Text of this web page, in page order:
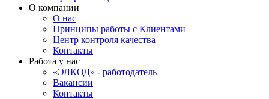
О компании
О нас
Принципы работы с Клиентами
Центр контроля качества
Контакты
Работа у нас
«ЭЛКОД» - работодатель
Вакансии
Контакты